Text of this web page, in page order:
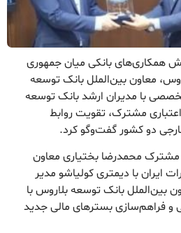
همکاری‌های بانکی میان جمهوری
معاون بین‌الملل بانک توسعه
با مدیران ارشد بانک توسعه
مشترک، تقویت روابط
دو کشور گفت‌وگو کرد.
مشترک محمدرضا بختیاری معاون
ایران با دیمتری کولیاشو مدیر
بین‌الملل بانک توسعه بلاروس با
و فراهم‌سازی بسترهای مالی جدید